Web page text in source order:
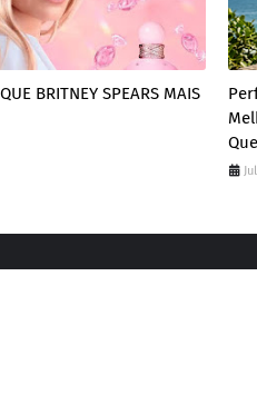
BRITNEY SPEARS MAIS